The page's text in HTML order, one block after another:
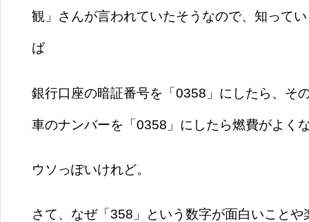
観」さんが言われていたそうなので、知って
ば
銀行口座の暗証番号を「0358」にしたら、そ
車のナンバーを「0358」にしたら燃費がよく
ウソっぽいけれど。
さて、なぜ「358」という数字が面白いこと